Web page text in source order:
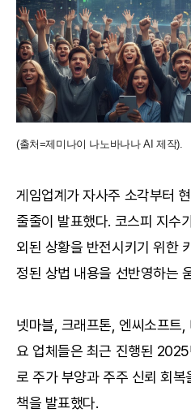
(출처=제미나이 나노바나나 AI 제작).
게임업계가 자사주 소각부터
줄줄이 발표했다. 코스피 지수
외된 상황을 반전시키기 위한
정된 상법 내용을 선반영하는
넷마블, 크래프톤, 엔씨소프트
요 업체들은 최근 진행된
로 주가 부양과 주주 신뢰 회
책을 발표했다.